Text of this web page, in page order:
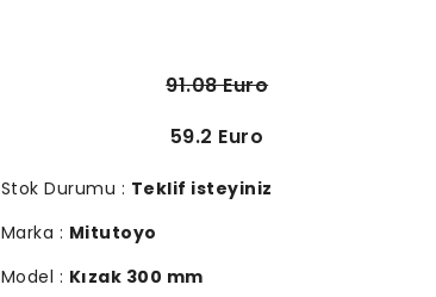
91.08 Euro
59.2 Euro
Stok Durumu : Teklif isteyiniz
Marka : Mitutoyo
Model : Kızak 300 mm